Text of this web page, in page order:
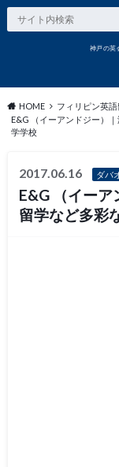
神戸の英
HOME フィリピン英
E&G （イーアンドジー）
学学校
2017.06.16 ダバ
E&G （イー
留学など多彩